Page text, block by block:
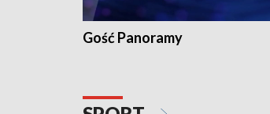
Gość Panoramy